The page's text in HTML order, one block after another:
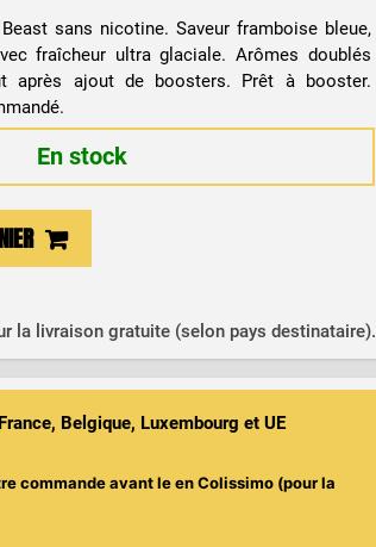
sans nicotine. Saveur framboise bleue,
fraîcheur ultra glaciale. Arômes doublés
après ajout de boosters. Prêt à booster.
En stock
la livraison gratuite (selon pays destinataire).
Belgique, Luxembourg et UE
commande avant leen Colissimo (pour la